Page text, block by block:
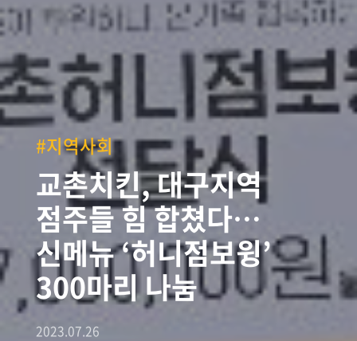
#지역사회
교촌치킨, 대구지역
점주들 힘 합쳤다…
신메뉴 ‘허니점보윙’
300마리 나눔
2023.07.26